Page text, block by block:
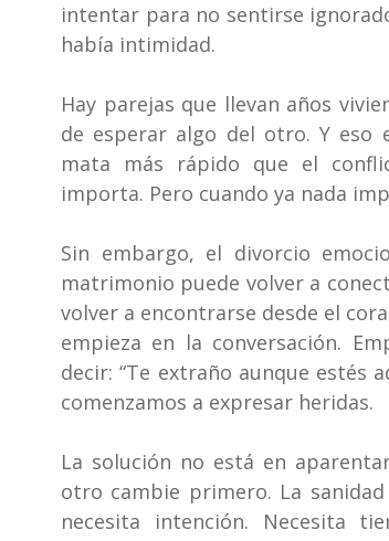
intentar para no sentirse
había intimidad.
Hay parejas que llevan años
de esperar algo del otro. Y eso
mata más rápido que el
importa. Pero cuando ya nada
Sin embargo, el divorcio
matrimonio puede volver a
volver a encontrarse desde el
empieza en la conversación.
decir: “Te extraño aunque estés
comenzamos a expresar heridas.
La solución no está en
otro cambie primero. La
necesita intención. Necesita